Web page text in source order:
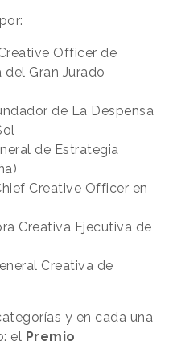
Creative Officer de
Gran Jurado
de La Despensa
de Estrategia
Creative Officer en
Creativa Ejecutiva de
Creativa de
y en cada una
el Premio